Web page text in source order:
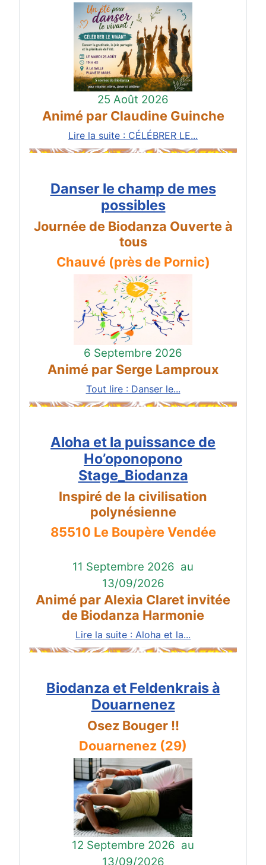
25 Août 2026
Animé par Claudine Guinche
Lire la suite : CÉLÉBRER LE...
Danser le champ de mes
possibles
Journée de Biodanza Ouverte à
tous
Chauvé (près de Pornic)
6 Septembre 2026
Animé par Serge Lamproux
Tout lire : Danser le...
Aloha et la puissance de
Ho’oponopono
Stage_Biodanza
Inspiré de la civilisation
polynésienne
85510 Le Boupère Vendée
11 Septembre 2026 au
13/09/2026
Animé par Alexia Claret invitée
de Biodanza Harmonie
Lire la suite : Aloha et la...
Biodanza et Feldenkrais à
Douarnenez
Osez Bouger !!
Douarnenez (29)
12 Septembre 2026 au
13/09/2026